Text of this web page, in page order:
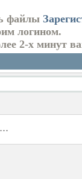
файлы
логином.
2-х минут